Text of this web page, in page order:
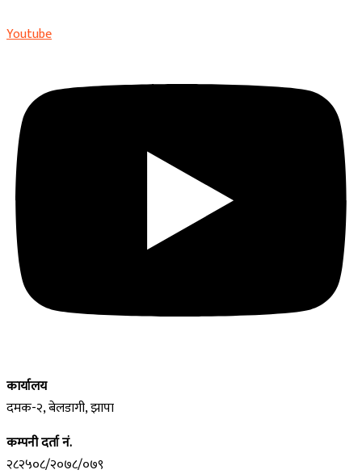
Youtube
कार्यालय
दमक-२, बेलडागी, झापा
कम्पनी दर्ता नं.
२८२५०८/२०७८/०७९